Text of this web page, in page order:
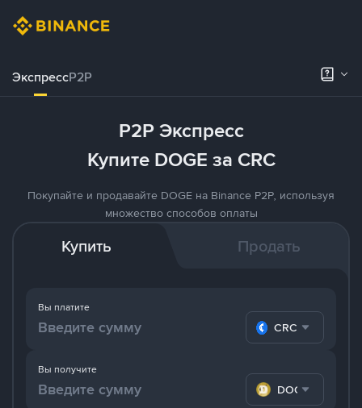
ЭкспрессP2P
P2P Экспресс
Купите DOGE за CRC
Покупайте и продавайте DOGE на Binance P2P, используя
множество способов оплаты
Купить Продать
Вы платите
CRC
Вы получите
DOGE